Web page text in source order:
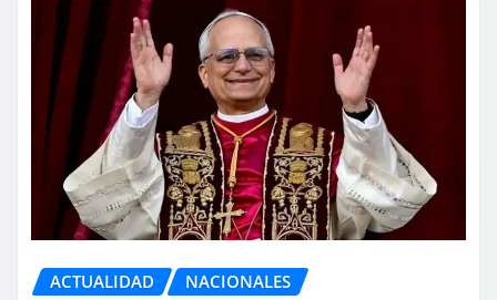
ACTUALIDAD NACIONALES